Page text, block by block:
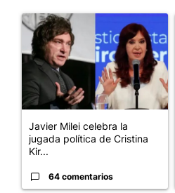
Un artículo de tendencia con el
Javier Milei celebra la
jugada política de Cristina
Kir...
64 comentarios